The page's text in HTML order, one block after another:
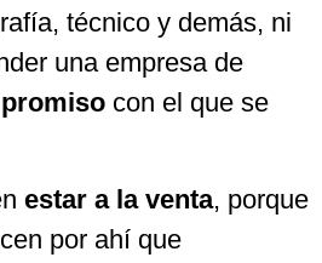
técnico y demás, ni
una empresa de
con el que se
estar a la venta, porque
por ahí que